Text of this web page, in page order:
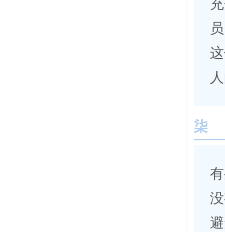
柒